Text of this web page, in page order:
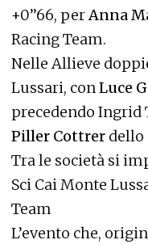
+0’’66, perAnna
Racing Team.
Nelle Allieve
Lussari, conLuce
precedendo Ingrid
Piller Cottrer dello
Tra le società si
Sci Cai Monte
Team
L’evento che,